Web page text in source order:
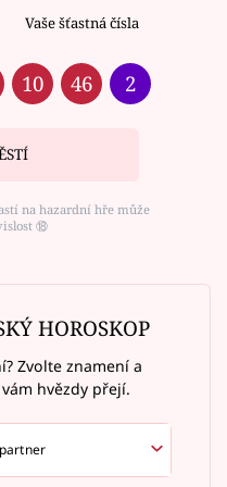
Vaše šťastná čísla
10 46 2
na hazardní hře může
⑱
HOROSKOP
Zvolte znamení a
hvězdy přejí.